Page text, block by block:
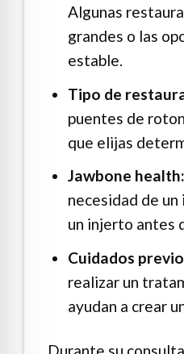
Algunas
grandes o las
estable.
Tipo de
puentes de
que elijas
Jawbone health:
necesidad de
un injerto antes
Cuidados
realizar un
ayudan a crear
Durante su